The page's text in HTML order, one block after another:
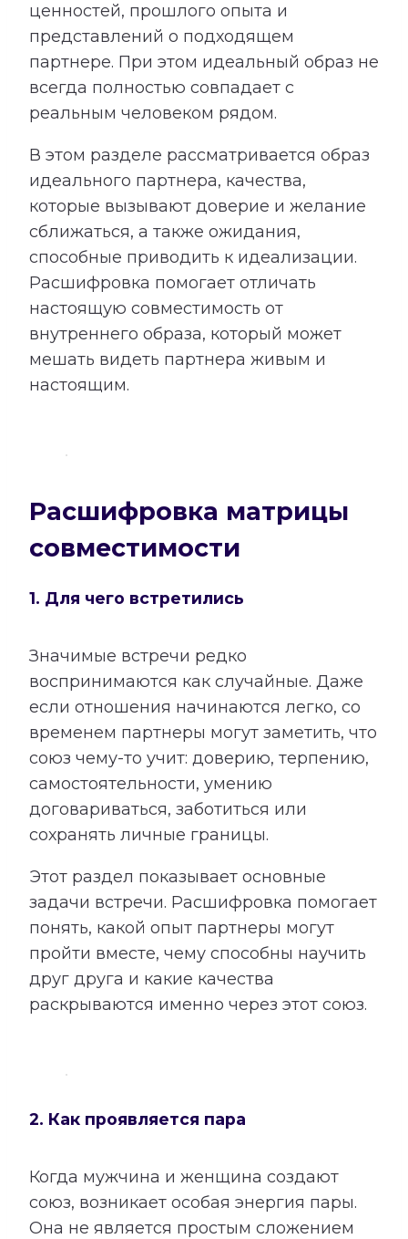
ценностей, прошлого опыта и
представлений о подходящем
партнере. При этом идеальный образ не
всегда полностью совпадает с
реальным человеком рядом.
В этом разделе рассматривается образ
идеального партнера, качества,
которые вызывают доверие и желание
сближаться, а также ожидания,
способные приводить к идеализации.
Расшифровка помогает отличать
настоящую совместимость от
внутреннего образа, который может
мешать видеть партнера живым и
настоящим.
Расшифровка матрицы
совместимости
1. Для чего встретились
Значимые встречи редко
воспринимаются как случайные. Даже
если отношения начинаются легко, со
временем партнеры могут заметить, что
союз чему-то учит: доверию, терпению,
самостоятельности, умению
договариваться, заботиться или
сохранять личные границы.
Этот раздел показывает основные
задачи встречи. Расшифровка помогает
понять, какой опыт партнеры могут
пройти вместе, чему способны научить
друг друга и какие качества
раскрываются именно через этот союз.
2. Как проявляется пара
Когда мужчина и женщина создают
союз, возникает особая энергия пары.
Она не является простым сложением